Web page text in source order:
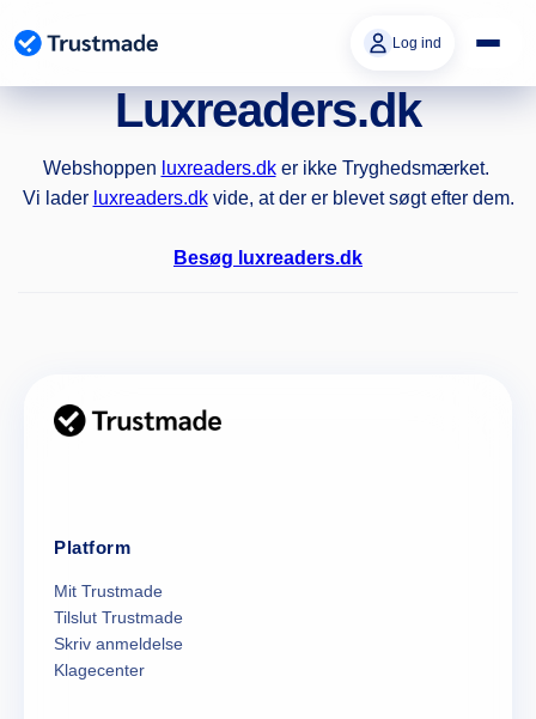
indhold
Log ind
Luxreaders.dk
Webshoppen luxreaders.dker ikke Tryghedsmærket.
Vi lader luxreaders.dkvide, at der er blevet søgt efter dem.
Besøg luxreaders.dk
Platform
Mit Trustmade
Tilslut Trustmade
Skriv anmeldelse
Klagecenter